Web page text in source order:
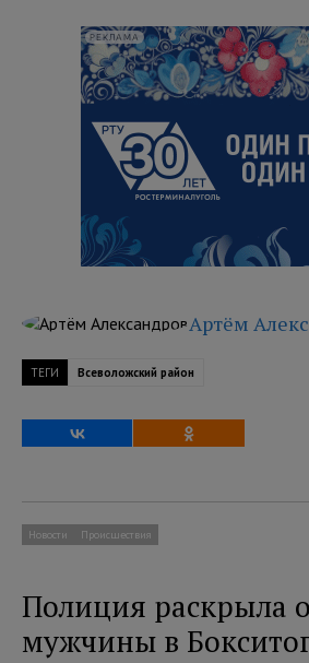
РЕКЛАМА
Артём
ТЕГИ Всеволожский район
Новости Происшествия
Полиция раскрыла
мужчины в